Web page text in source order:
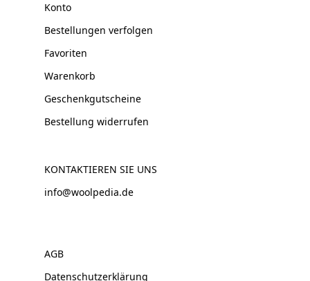
Konto
Bestellungen verfolgen
Favoriten
Warenkorb
Geschenkgutscheine
Bestellung widerrufen
KONTAKTIEREN SIE UNS
info@woolpedia.de
AGB
Datenschutzerklärung